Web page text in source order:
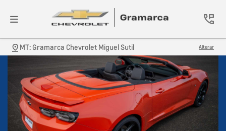
MT: Gramarca Chevrolet Miguel Sutil Alterar